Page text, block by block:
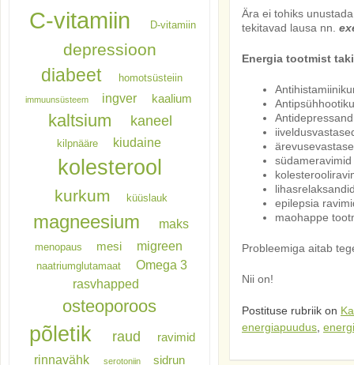
Ära ei tohiks
tekitavad lausa nn.
Energia tootmist
epilepsia
maohappe
Probleemiga aitab
Nii on!
Postituse rubriik on
energiapuudus
C-vitamiin D-vitamiin
depressioon
diabeet homotsüsteiin
immuunsüsteem ingver kaalium
kaltsium kaneel
kilpnääre kiudaine
kolesterool
kurkum küüslauk
magneesium maks
menopaus mesi migreen
naatriumglutamaat
Omega 3
rasvhapped
osteoporoos
põletik raud ravimid
rinnavähk serotoniin sidrun